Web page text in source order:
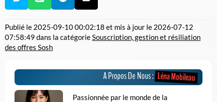
Publié le 2025-09-10 00:02:18 et mis à jour le 2026-07-12
07:58:49 dans la catégorieSouscription, gestion et résiliation
des offres Sosh
A Propos De Nous :Léna Mobileau
Passionnée par le monde de la